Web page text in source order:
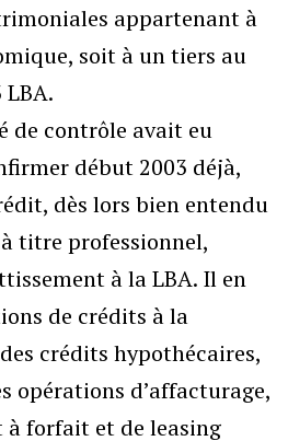
appartenant à
soit à un tiers au
LBA.
de contrôle avait eu
début 2003 déjà,
dès lors bien entendu
à titre professionnel,
à la LBA. Il en
de crédits à la
crédits hypothécaires,
opérations d’affacturage,
forfait et de leasing